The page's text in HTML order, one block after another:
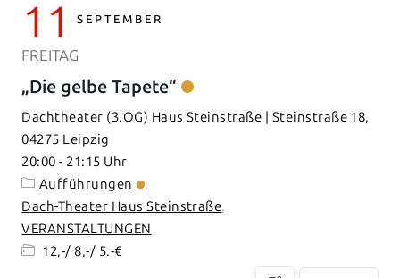
11 SEPTEMBER
FREITAG
„Die gelbe Tapete“
Dachtheater (3.OG) Haus Steinstraße | Steinstraße 18,
04275 Leipzig
20:00 - 21:15
Aufführungen
Dach-Theater Haus Steinstraße
VERANSTALTUNGEN
12,-/ 8,-/ 5.-€